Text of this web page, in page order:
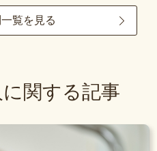
覧を見る
関する記事